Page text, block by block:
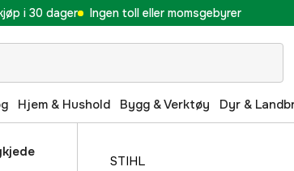
i 30 dager Ingen toll eller momsgebyrer
Hjem & Hushold Bygg & Verktøy Dyr &
STIHL